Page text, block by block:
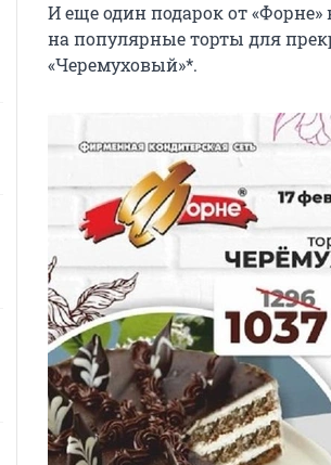
И еще один подарок от
на популярные торты для
«Черемуховый»*.